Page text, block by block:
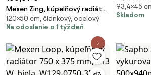
Mexen Zing, kúpeľňový radiátor
1200 x 500 mm, 513 W, biela,
W128-1200-500-00-20
120×50 cm, článkový, oceľový
Na odoslanie o 1 týždeň
mm, biela,
93,4×45
Skladom